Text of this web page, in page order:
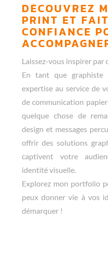
DÉCOUVREZ
PRINT ET
CONFIANCE
Laissez-vous inspirer par
En tant que graphiste
expertise au service de
de communication
quelque chose de
design et messages
offrir des solutions
captivent votre
identité visuelle.
Explorez mon portfolio
peux donner vie à vos
démarquer !